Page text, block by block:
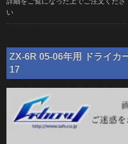
い
ZX-6R 05-06年用 ドライカ
17